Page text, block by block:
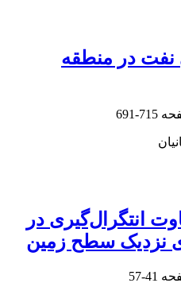
نفت در منطقه
715-691
انتگرال‌گیری در
نزدیک سطح زمین
41-57